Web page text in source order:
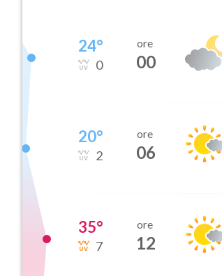
24°
0
ore
00
20°
2
ore
06
35°
7
ore
12